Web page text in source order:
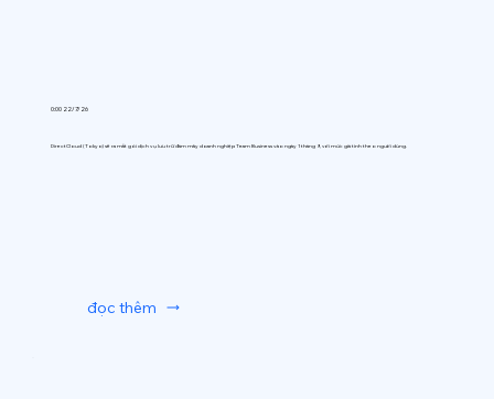
0:00 22/7/26
DirectCloud (Tokyo) sẽ ra mắt gói dịch vụ lưu trữ đám mây doanh nghiệp Team Business vào ngày 1 tháng 9, với mức giá tính theo người dùng.
đọc thêm